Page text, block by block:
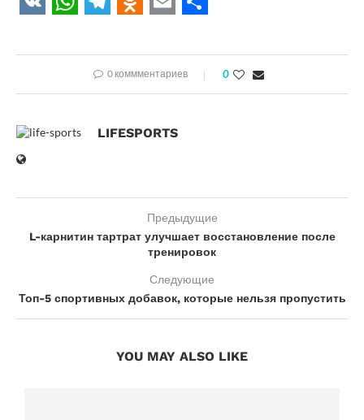
0 коммментариев 0
LIFESPORTS
Предыдущие
L-карнитин тартрат улучшает восстановление после
тренировок
Следующие
Топ-5 спортивных добавок, которые нельзя пропустить
YOU MAY ALSO LIKE